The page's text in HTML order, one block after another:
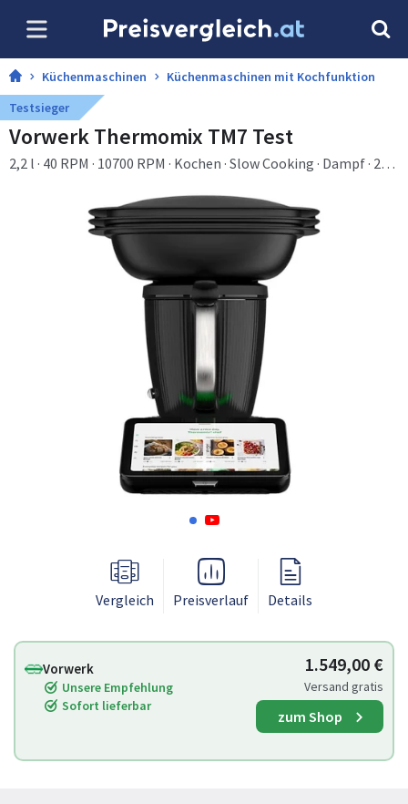
Küchenmaschinen
Küchenmaschinen mit Kochfunktion
Testsieger
Vorwerk Thermomix TM7 Test
2,2 l · 40 RPM · 10700 RPM · Kochen · Slow Cooking · Dampf · 25,4
Vergleich Preisverlauf Details
Vorwerk
Unsere Empfehlung
Sofort lieferbar
1.549,00 €
Versand gratis
zum Shop